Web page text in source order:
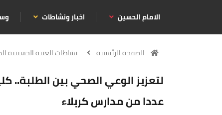
الامام الحسين اخبار ونشاطات
الصفحة الرئيسية نشاطات العتبة الحسينية
لتعزيز الوعي الصحي بين الطلبة..
عددا من مدارس كربلاء